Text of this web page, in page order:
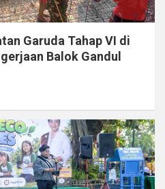
Garuda Tahap VI di
Balok Gandul